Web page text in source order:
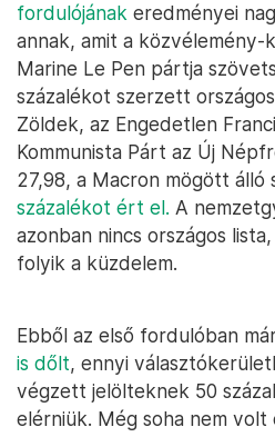
fordulójának eredményei
annak, amit a közvélemény-
Marine Le Pen pártja
százalékot szerzett
Zöldek, az Engedetlen
Kommunista Párt az Új
27,98, a Macron mögött álló
százalékot ért el. A
azonban nincs országos
folyik a küzdelem.
Ebből az első fordulóban
is dőlt, ennyi
végzett jelölteknek 50
elérniük. Még soha nem